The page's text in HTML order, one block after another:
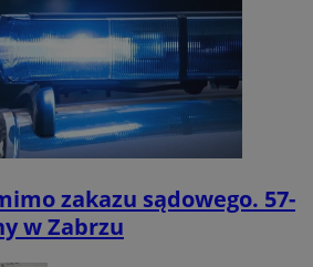
zakazu sądowego. 57-
w Zabrzu